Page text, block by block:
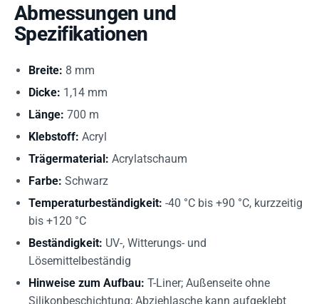
Abmessungen und
Spezifikationen
Breite: 8 mm
Dicke: 1,14 mm
Länge: 700 m
Klebstoff: Acryl
Trägermaterial: Acrylatschaum
Farbe: Schwarz
Temperaturbeständigkeit: -40 °C bis +90 °C, kurzzeitig
bis +120 °C
Beständigkeit: UV-, Witterungs- und
Lösemittelbeständig
Hinweise zum Aufbau: T-Liner; Außenseite ohne
Silikonbeschichtung; Abziehlasche kann aufgeklebt